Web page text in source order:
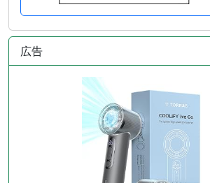
広告